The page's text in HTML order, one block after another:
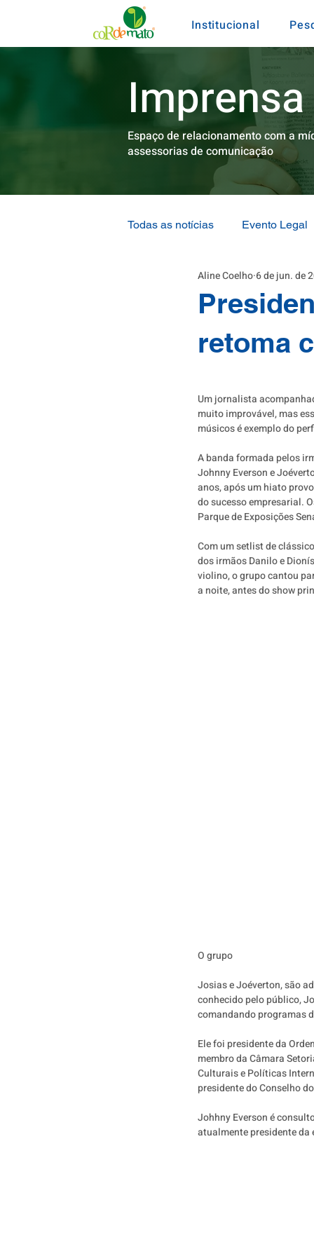
Institucional
Imprensa
Espaço de relacionamento com a
assessorias de comunicação
Todas as notícias Evento Legal
Pra Bandas de Cá
retoma
Aline Coelho 6 de jun. de
Um jornalista
muito improvável, mas
músicos é exemplo do
A banda formada pelos
Johnny Everson e
anos, após um hiato
do sucesso empresarial.
Parque de Exposições
Com um setlist de
dos irmãos Danilo e
violino, o grupo cantou
a noite, antes do show
O grupo
Josias e Joéverton, são
conhecido pelo público,
comandando programas
Ele foi presidente da
membro da Câmara
Culturais e Políticas
presidente do Conselho
Johhny Everson é
atualmente presidente da